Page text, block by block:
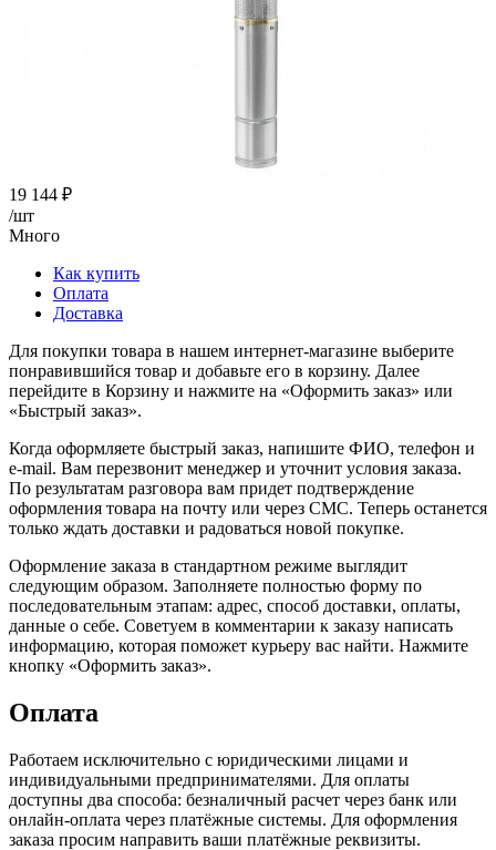
19 144 ₽
/шт
Много
Как купить
Оплата
Доставка
Для покупки товара в нашем интернет-магазине выберите
понравившийся товар и добавьте его в корзину. Далее
перейдите в Корзину и нажмите на «Оформить заказ» или
«Быстрый заказ».
Когда оформляете быстрый заказ, напишите ФИО, телефон и
e-mail. Вам перезвонит менеджер и уточнит условия заказа.
По результатам разговора вам придет подтверждение
оформления товара на почту или через СМС. Теперь останется
только ждать доставки и радоваться новой покупке.
Оформление заказа в стандартном режиме выглядит
следующим образом. Заполняете полностью форму по
последовательным этапам: адрес, способ доставки, оплаты,
данные о себе. Советуем в комментарии к заказу написать
информацию, которая поможет курьеру вас найти. Нажмите
кнопку «Оформить заказ».
Оплата
Работаем исключительно с юридическими лицами и
индивидуальными предпринимателями. Для оплаты
доступны два способа: безналичный расчет через банк или
онлайн-оплата через платёжные системы. Для оформления
заказа просим направить ваши платёжные реквизиты.